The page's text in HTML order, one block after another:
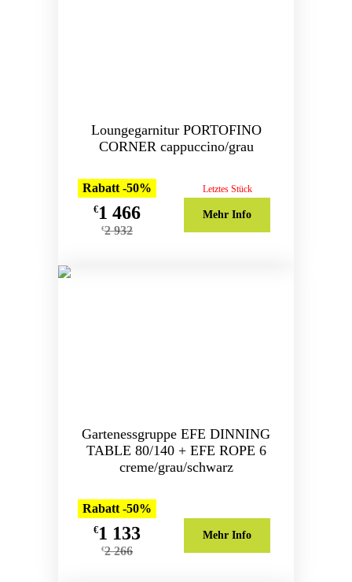
Loungegarnitur PORTOFINO
CORNER cappuccino/grau
Rabatt -50%
€1 466
€2 932
Letztes Stück
Mehr Info
Gartenessgruppe EFE DINNING
TABLE 80/140 + EFE ROPE 6
creme/grau/schwarz
Rabatt -50%
€1 133
€2 266
Mehr Info